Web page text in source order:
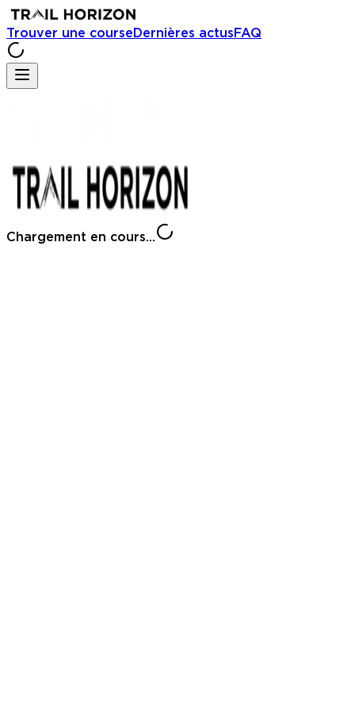
Trouver une courseDernières actusFAQ
Chargement en cours...